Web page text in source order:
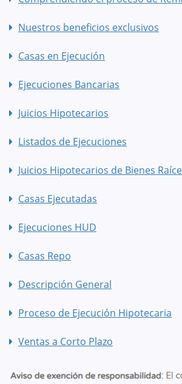
Nuestros beneficios exclusivos
Casas en Ejecución
Ejecuciones Bancarias
Juicios Hipotecarios
Listados de Ejecuciones
Juicios Hipotecarios de Bienes
Casas Ejecutadas
Ejecuciones HUD
Casas Repo
Descripción General
Proceso de Ejecución Hipotecaria
Ventas a Corto Plazo